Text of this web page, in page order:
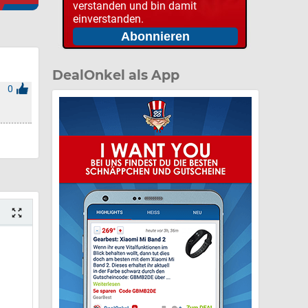
0
verstanden und bin damit
einverstanden.
DealOnkel als App